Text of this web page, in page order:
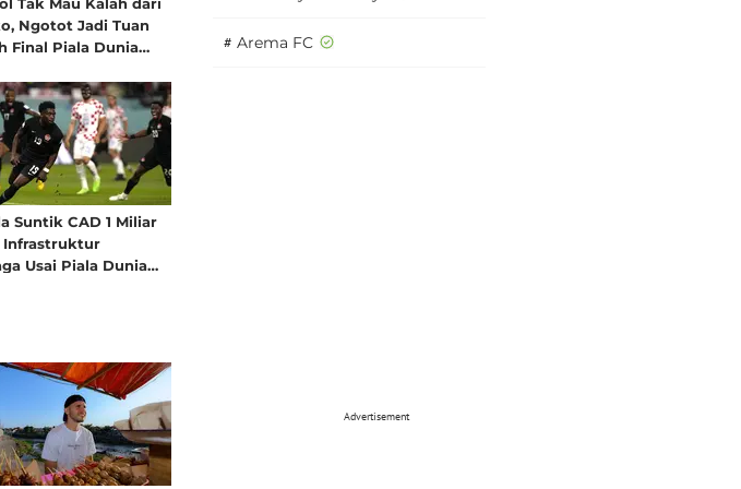
All-
Ngotot Jadi Tuan
Final Piala Dunia
Suntik CAD 1 Miliar
Usai Piala Dunia
# Arema FC
Advertisement